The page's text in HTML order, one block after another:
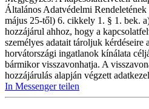
Általános Adatvédelmi
május 25-től) 6. cikkely 1. § 1. bek.
hozzájárul ahhoz, hogy a
személyes adatait tároljuk kérdéseire
horvátországi ingatlanok kínálata
bármikor visszavonhatja. A
hozzájárulás alapján végzett
In Messenger teilen